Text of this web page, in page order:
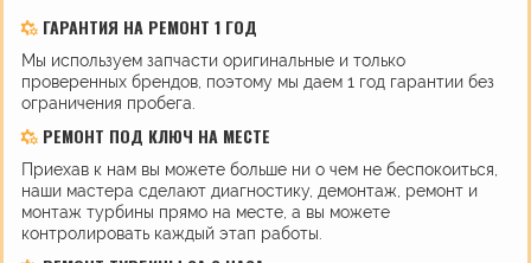
ГАРАНТИЯ НА РЕМОНТ 1 ГОД
Мы используем запчасти оригинальные и только
проверенных брендов, поэтому мы даем 1 год гарантии без
ограничения пробега.
РЕМОНТ ПОД КЛЮЧ НА МЕСТЕ
Приехав к нам вы можете больше ни о чем не беспокоиться,
наши мастера сделают диагностику, демонтаж, ремонт и
монтаж турбины прямо на месте, а вы можете
контролировать каждый этап работы.